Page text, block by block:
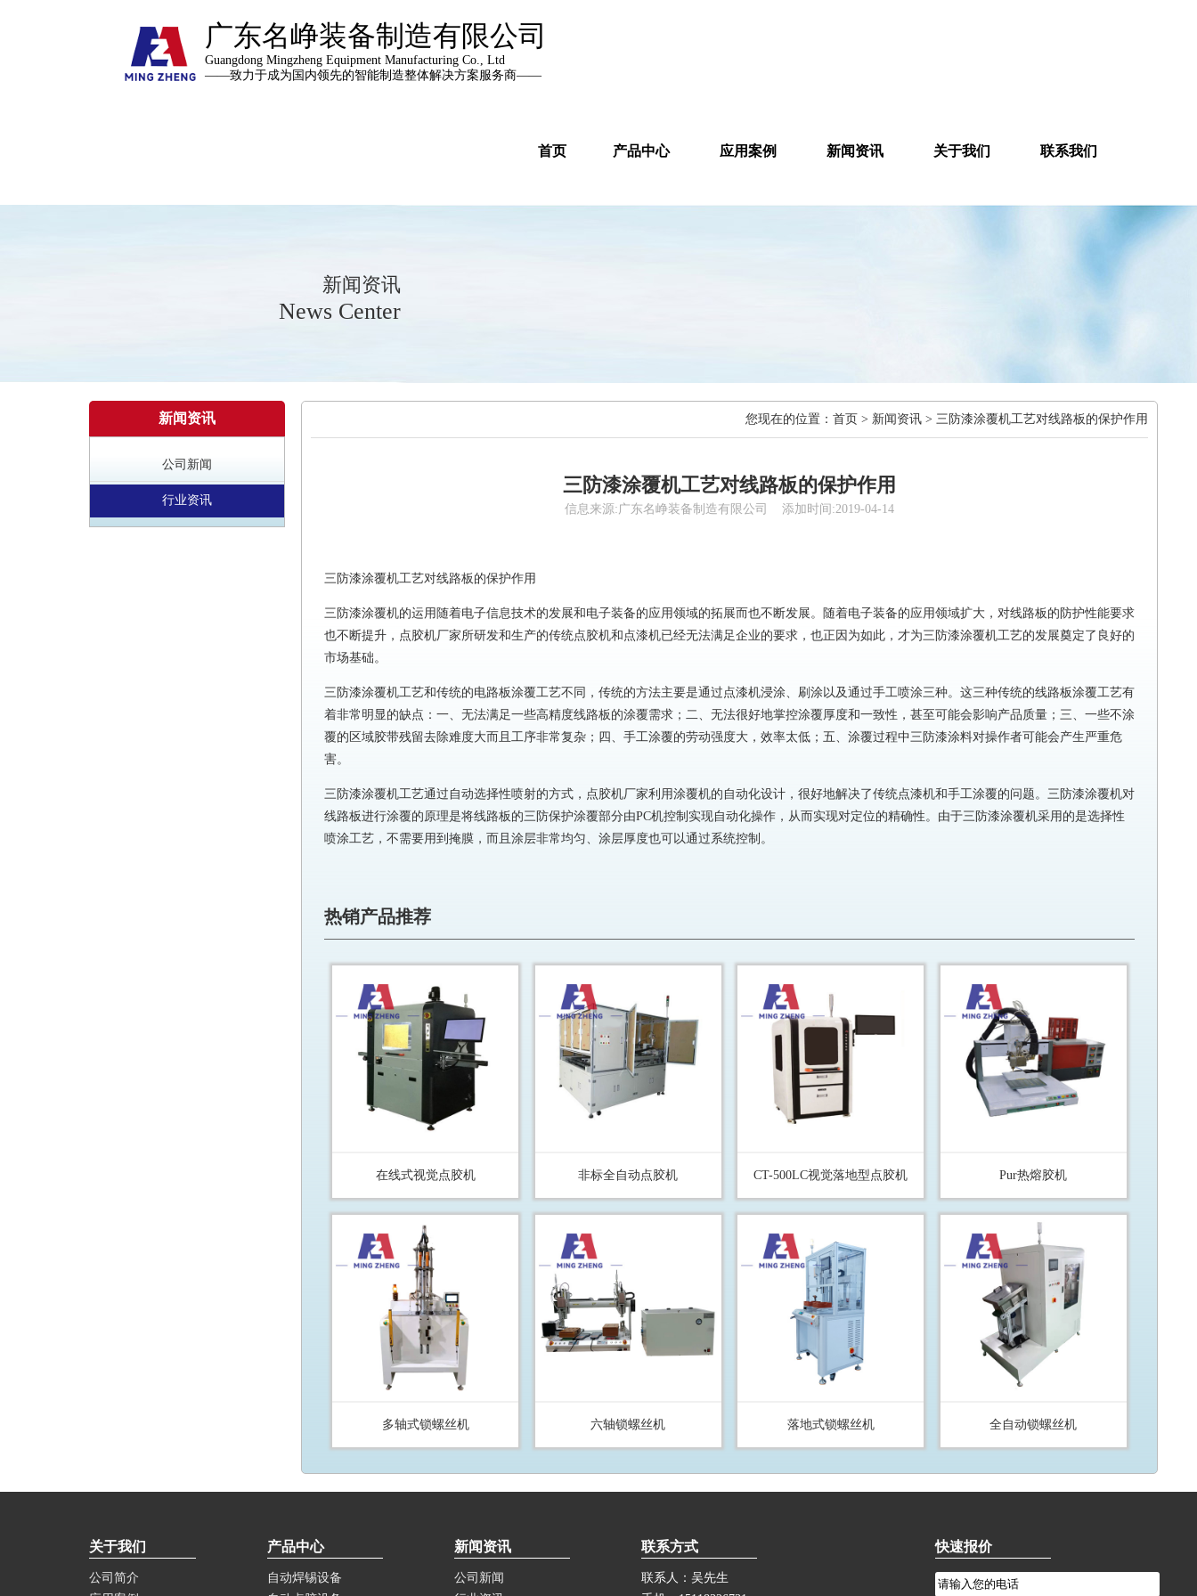
广东名峥装备制造有限公司
Guangdong Mingzheng Equipment Manufacturing Co., Ltd
——致力于成为国内领先的智能制造整体解决方案服务商——
首页 产品中心 应用案例 新闻资讯 关于我们 联系我们
新闻资讯
News Center
新闻资讯
公司新闻
行业资讯
您现在的位置： 首页 > 新闻资讯 > 三防漆涂覆机工艺对线路板的保护作用
三防漆涂覆机工艺对线路板的保护作用
信息来源:广东名峥装备制造有限公司 添加时间:2019-04-14
三防漆涂覆机工艺对线路板的保护作用
三防漆涂覆机的运用随着电子信息技术的发展和电子装备的应用领域的拓展而也不断发展。随着电子装备的应用领域扩大，对线路板的防护性能要求
也不断提升，点胶机厂家所研发和生产的传统点胶机和点漆机已经无法满足企业的要求，也正因为如此，才为三防漆涂覆机工艺的发展奠定了良好的
市场基础。
三防漆涂覆机工艺和传统的电路板涂覆工艺不同，传统的方法主要是通过点漆机浸涂、刷涂以及通过手工喷涂三种。这三种传统的线路板涂覆工艺有
着非常明显的缺点：一、无法满足一些高精度线路板的涂覆需求；二、无法很好地掌控涂覆厚度和一致性，甚至可能会影响产品质量；三、一些不涂
覆的区域胶带残留去除难度大而且工序非常复杂；四、手工涂覆的劳动强度大，效率太低；五、涂覆过程中三防漆涂料对操作者可能会产生严重危
害。
三防漆涂覆机工艺通过自动选择性喷射的方式，点胶机厂家利用涂覆机的自动化设计，很好地解决了传统点漆机和手工涂覆的问题。三防漆涂覆机对
线路板进行涂覆的原理是将线路板的三防保护涂覆部分由PC机控制实现自动化操作，从而实现对定位的精确性。由于三防漆涂覆机采用的是选择性
喷涂工艺，不需要用到掩膜，而且涂层非常均匀、涂层厚度也可以通过系统控制。
热销产品推荐
在线式视觉点胶机 非标全自动点胶机 CT-500LC视觉落地型点胶机 Pur热熔胶机
多轴式锁螺丝机 六轴锁螺丝机 落地式锁螺丝机 全自动锁螺丝机
关于我们
公司简介
产品中心
自动焊锡设备
新闻资讯
公司新闻
联系方式
联系人：吴先生
快速报价